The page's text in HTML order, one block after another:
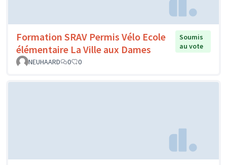
Formation SRAV Permis Vélo Ecole
élémentaire La Ville aux Dames
Soumis
au vote
NEUHAARD
0 0